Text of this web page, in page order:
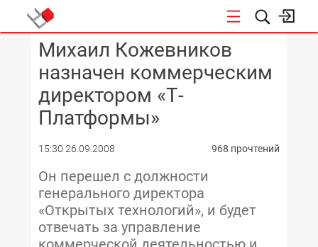
КОНФЕРЕНЦИИ
Михаил Кожевников
назначен коммерческим
директором «Т-
Платформы»
15:30 26.09.2008 968 прочтений
Он перешел с должности
генерального директора
«Открытых технологий», и будет
отвечать за управление